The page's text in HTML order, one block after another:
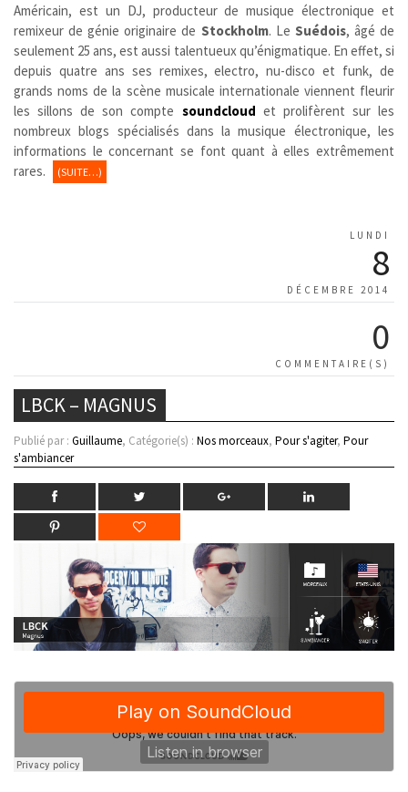
Américain, est un DJ, producteur de musique électronique et
remixeur de génie originaire de Stockholm. Le Suédois, âgé de
seulement 25 ans, est aussi talentueux qu’énigmatique. En effet, si
depuis quatre ans ses remixes, electro, nu-disco et funk, de
grands noms de la scène musicale internationale viennent fleurir
les sillons de son compte soundcloud et prolifèrent sur les
nombreux blogs spécialisés dans la musique électronique, les
informations le concernant se font quant à elles extrêmement
rares.
(SUITE…)
LUNDI
8
DÉCEMBRE 2014
0
COMMENTAIRE(S)
LBCK – MAGNUS
Publié par : Guillaume, Catégorie(s) : Nos morceaux, Pour s'agiter, Pour
s'ambiancer